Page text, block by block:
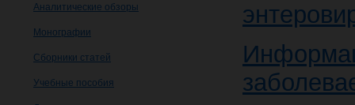
Аналитические обзоры
Монографии
Сборники статей
Учебные пособия